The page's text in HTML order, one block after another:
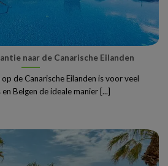
naar de Canarische Eilanden
de Canarische Eilanden is voor veel
Belgen de ideale manier [...]